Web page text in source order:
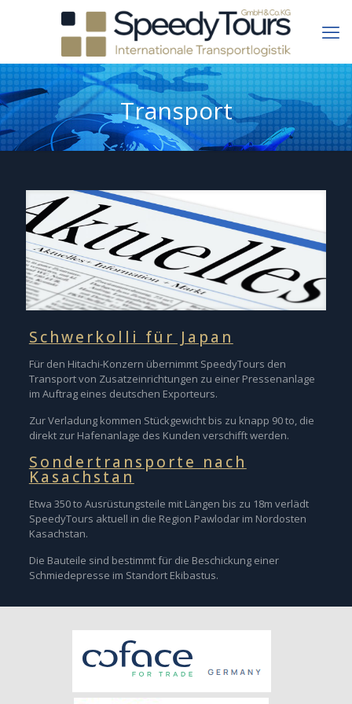
Transport
Schwerkolli für Japan
Für den Hitachi-Konzern übernimmt SpeedyTours den
Transport von Zusatzeinrichtungen zu einer Pressenanlage
im Auftrag eines deutschen Exporteurs.
Zur Verladung kommen Stückgewicht bis zu knapp 90 to, die
direkt zur Hafenanlage des Kunden verschifft werden.
Sondertransporte nach
Kasachstan
Etwa 350 to Ausrüstungsteile mit Längen bis zu 18m verlädt
SpeedyTours aktuell in die Region Pawlodar im Nordosten
Kasachstan.
Die Bauteile sind bestimmt für die Beschickung einer
Schmiedepresse im Standort Ekibastus.